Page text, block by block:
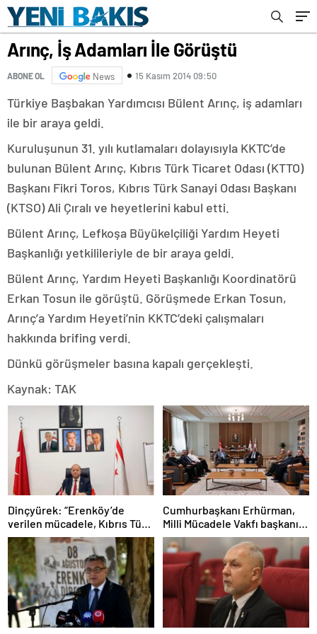
Arınç, İş Adamları İle Görüştü
ABONE OL News 15 Kasım 2014 09:50
Türkiye Başbakan Yardımcısı Bülent Arınç, iş adamları
ile bir araya geldi.
Kuruluşunun 31. yılı kutlamaları dolayısıyla KKTC’de
bulunan Bülent Arınç, Kıbrıs Türk Ticaret Odası (KTTO)
Başkanı Fikri Toros, Kıbrıs Türk Sanayi Odası Başkanı
(KTSO) Ali Çıralı ve heyetlerini kabul etti.
Bülent Arınç, Lefkoşa Büyükelçiliği Yardım Heyeti
Başkanlığı yetkilileriyle de bir araya geldi.
Bülent Arınç, Yardım Heyeti Başkanlığı Koordinatörü
Erkan Tosun ile görüştü. Görüşmede Erkan Tosun,
Arınç’a Yardım Heyeti’nin KKTC’deki çalışmaları
hakkında brifing verdi.
Dünkü görüşmeler basına kapalı gerçekleşti.
Kaynak: TAK
Dinçyürek: “Erenköy’de
verilen mücadele, Kıbrıs Türk
halkının vatanına sahip çıkma
iradesinin en güçlü
göstergelerinden biri”
Cumhurbaşkanı Erhürman,
Milli Mücadele Vakfı başkanı
ve yönetim kurulu üyelerini
kabul etti